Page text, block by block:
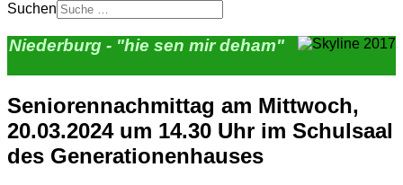
Suchen
Niederburg - "hie sen mir deham"
Seniorennachmittag am Mittwoch,
20.03.2024 um 14.30 Uhr im Schulsaal
des Generationenhauses